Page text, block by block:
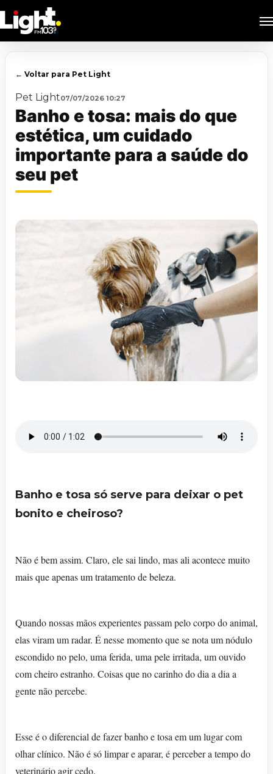
to
main
← Voltar para Pet Light
Pet Light07/07/2026 10:27
Banho e tosa: mais do que
estética, um cuidado
importante para a saúde do
seu pet
Banho e tosa só serve para deixar o pet
bonito e cheiroso?
Não é bem assim. Claro, ele sai lindo, mas ali acontece muito
mais que apenas um tratamento de beleza.
Quando nossas mãos experientes passam pelo corpo do animal,
elas viram um radar. É nesse momento que se nota um nódulo
escondido no pelo, uma ferida, uma pele irritada, um ouvido
com cheiro estranho. Coisas que no carinho do dia a dia a
gente não percebe.
Esse é o diferencial de fazer banho e tosa em um lugar com
olhar clínico. Não é só limpar e aparar, é perceber a tempo do
veterinário agir cedo.